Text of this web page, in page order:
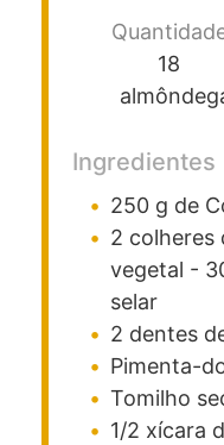
18
Ingredientes
250 g de
2 colheres
vegetal -
selar
2 dentes
Pimenta-
Tomilho
1/2 xícara